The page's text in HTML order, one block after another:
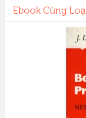
Ebook Cùng